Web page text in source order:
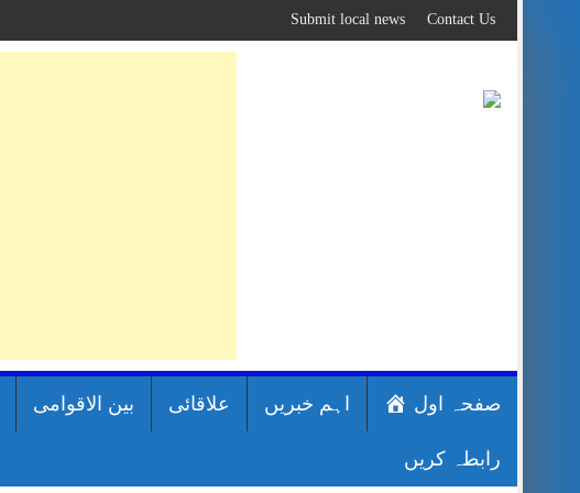
to
content
Contact Us
Submit local news
صفحہ اول اہم خبریں علاقائی بین الاقوامی
رابطہ کریں